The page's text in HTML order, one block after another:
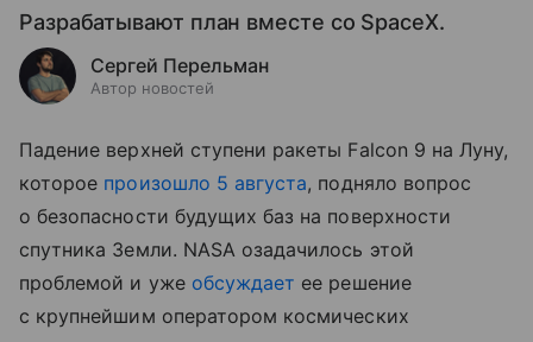
Разрабатывают план вместе со SpaceX.
Сергей Перельман
Автор новостей
Падение верхней ступени ракеты Falcon 9 на Луну,
которое произошло 5 августа, подняло вопрос
о безопасности будущих баз на поверхности
спутника Земли. NASA озадачилось этой
проблемой и уже обсуждает ее решение
с крупнейшим оператором космических